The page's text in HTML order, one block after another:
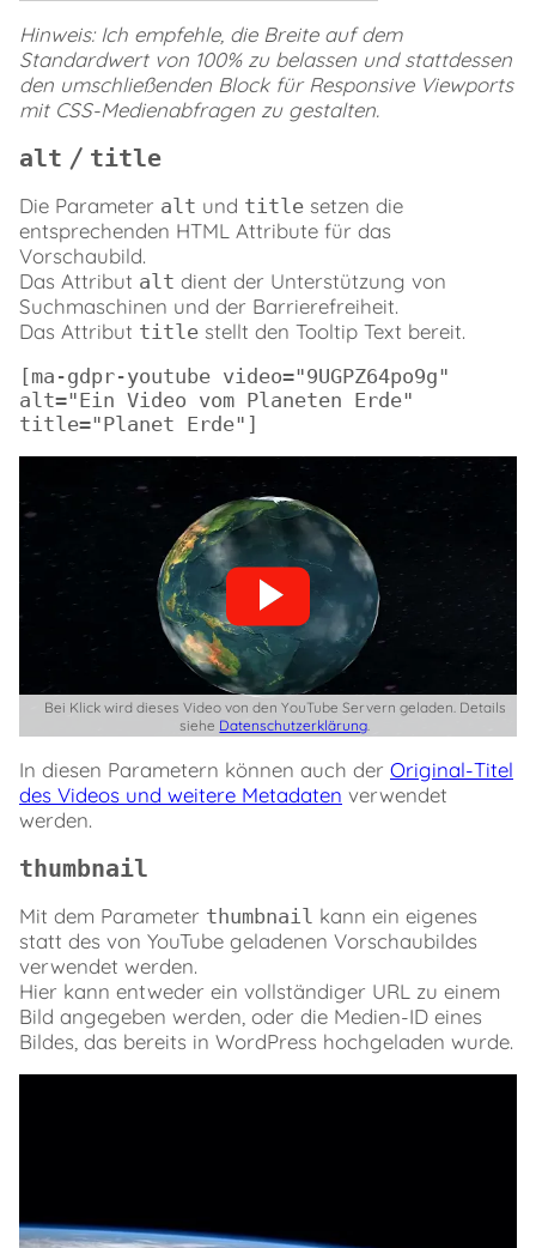
Hinweis: Ich empfehle, die Breite auf dem
Standardwert von 100% zu belassen und stattdessen
den umschließenden Block für Responsive Viewports
mit CSS-Medienabfragen zu gestalten.
alt / title
Die Parameter alt und title setzen die
entsprechenden HTML Attribute für das
Vorschaubild.
Das Attribut alt dient der Unterstützung von
Suchmaschinen und der Barrierefreiheit.
Das Attribut title stellt den Tooltip Text bereit.
[ma-gdpr-youtube video="9UGPZ64po9g"
alt="Ein Video vom Planeten Erde"
title="Planet Erde"]
Bei Klick wird dieses Video von den YouTube Servern geladen. Details
siehe Datenschutzerklärung
In diesen Parametern können auch der Original-Titel
des Videos und weitere Metadaten verwendet
werden.
thumbnail
Mit dem Parameter thumbnail kann ein eigenes
statt des von YouTube geladenen Vorschaubildes
verwendet werden.
Hier kann entweder ein vollständiger URL zu einem
Bild angegeben werden, oder die Medien-ID eines
Bildes, das bereits in WordPress hochgeladen wurde.